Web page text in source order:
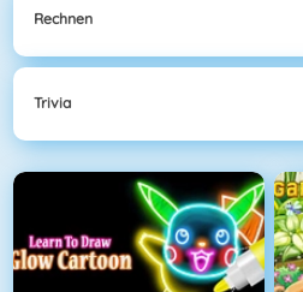
Rechnen
Trivia